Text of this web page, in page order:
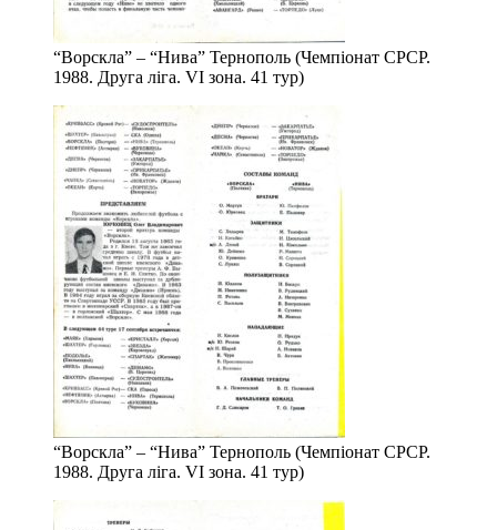
“Ворскла” – “Нива” Тернополь (Чемпіонат СРСР.
1988. Друга ліга. VІ зона. 41 тур)
“Ворскла” – “Нива” Тернополь (Чемпіонат СРСР.
1988. Друга ліга. VІ зона. 41 тур)